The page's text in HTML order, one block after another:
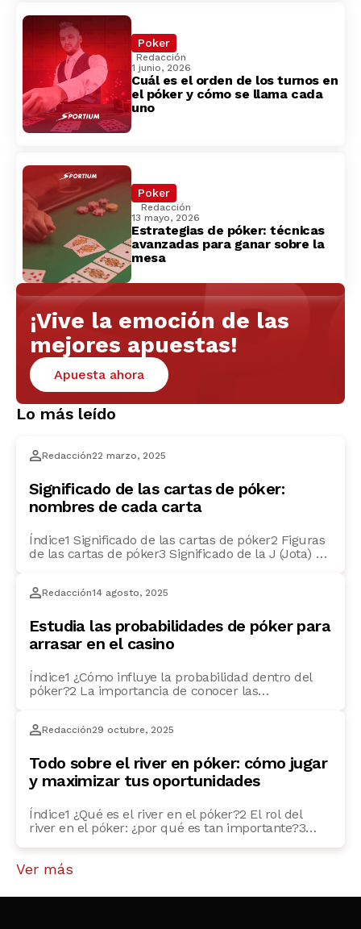
¡Vive la emoción de las
mejores apuestas!
Apuesta ahora
Lo más leído
Redacción22 marzo, 2025
Significado de las cartas de póker:
nombres de cada carta
Índice1 Significado de las cartas de póker2 Figuras
de las cartas de póker3 Significado de la J (Jota) en
póker?7 ¿Qué figura vale más en el póker? Si
Redacción14 agosto, 2025
Estudia las probabilidades de póker para
arrasar en el casino
Índice1 ¿Cómo influye la probabilidad dentro del
póker?2 La importancia de conocer las
Métodos básicos para calcular las probabilidades
en póker para mejorar tu juego?6 Probabilidad de
cartas en el póker: ¿qué […]
Redacción29 octubre, 2025
Todo sobre el river en póker: cómo jugar
y maximizar tus oportunidades
Índice1 ¿Qué es el river en el póker?2 El rol del
river en el póker: ¿por qué es tan importante?3
Los errores comunes en el river de póker6 FAQs
Ver más
Poker
Redacción
1 junio, 2026
Cuál es el orden de los turnos en
el póker y cómo se llama cada
uno
Poker
Redacción
13 mayo, 2026
Estrategias de póker: técnicas
avanzadas para ganar sobre la
mesa